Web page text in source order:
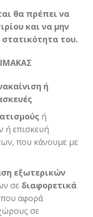
θα πρέπει να
και να μην
του.
ή
ή
ή επισκευή
που κάνουμε με
εξωτερικών
σε διαφορετικά
που αφορά
σε